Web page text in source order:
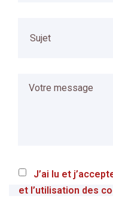
J’ai lu et
et l’utilisation des